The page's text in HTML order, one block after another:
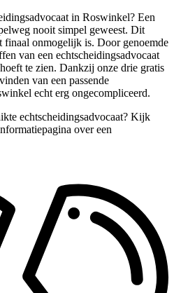
in Roswinkel? Een
nooit simpel geweest. Dit
finaal onmogelijk is. Door genoemde
van een echtscheidingsadvocaat
te zien. Dankzij onze drie gratis
van een passende
echt erg ongecompliceerd.
echtscheidingsadvocaat? Kijk
over een